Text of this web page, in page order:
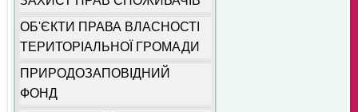
ОБ'ЄКТИ ПРАВА ВЛАСНОСТІ
ТЕРИТОРІАЛЬНОЇ ГРОМАДИ
ПРИРОДОЗАПОВІДНИЙ
ФОНД